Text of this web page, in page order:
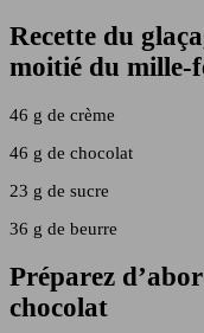
Recette du
moitié du mille-
46 g de crème
46 g de chocolat
23 g de sucre
36 g de beurre
Préparez
chocolat